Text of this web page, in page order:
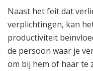
Naast het feit dat
verplichtingen, kan
productiviteit
de persoon waar je
om bij hem of haar te